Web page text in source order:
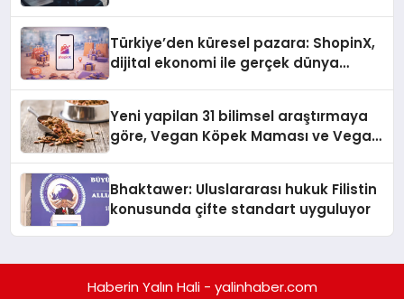
Türkiye’den küresel pazara: ShopinX,
dijital ekonomi ile gerçek dünya
Yeni yapilan 31 bilimsel araştırmaya
göre, Vegan Köpek Maması ve Vegan
Bhaktawer: Uluslararası hukuk Filistin
konusunda çifte standart uyguluyor
Haberin Yalın Hali - yalinhaber.com